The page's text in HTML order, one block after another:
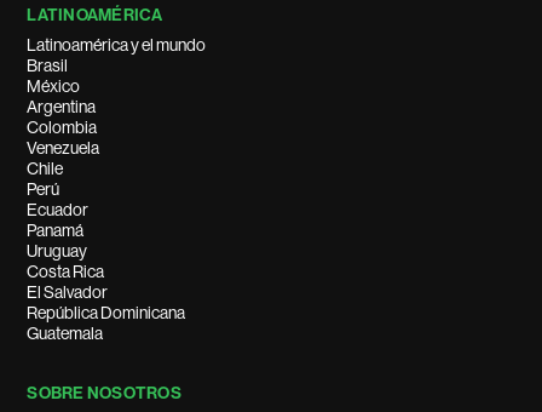
LATINOAMÉRICA
Latinoamérica y el mundo
Brasil
México
Argentina
Colombia
Venezuela
Chile
Perú
Ecuador
Panamá
Uruguay
Costa Rica
El Salvador
República Dominicana
Guatemala
SOBRE NOSOTROS